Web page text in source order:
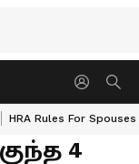
HRA Rules For Spouses
4